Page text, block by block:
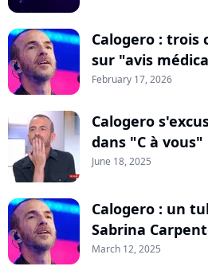
Calogero : trois
sur "avis
February 17, 2026
Calogero
dans "C à vous"
June 18, 2025
Calogero : un
Sabrina
March 12, 2025